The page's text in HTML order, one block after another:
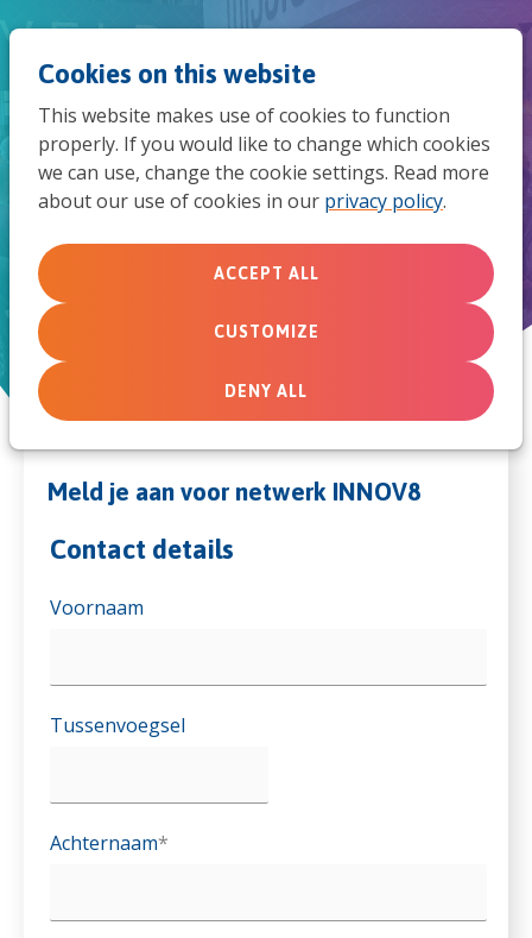
Cookies on this website
This website makes use of cookies to function
properly. If you would like to change which cookies
we can use, change the cookie settings. Read more
about our use of cookies in our privacy policy.
ACCEPT ALL
CUSTOMIZE
DENY ALL
Word deel van netwerk
INNOV8
Meld je aan voor netwerk INNOV8
Contact details
Voornaam
Tussenvoegsel
Achternaam*